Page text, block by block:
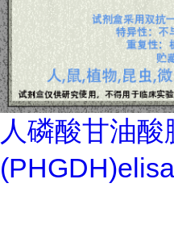
人磷酸甘油酸